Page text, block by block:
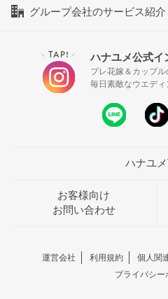
グループ会社のサービス紹介
＼ TAP! ／ ハナユメ公式イ
プレ花嫁＆カップ
毎日素敵なウエデ
ハナユ
お客様向け
お問い合わせ
運営会社 利用規約
個人関
プライバシー